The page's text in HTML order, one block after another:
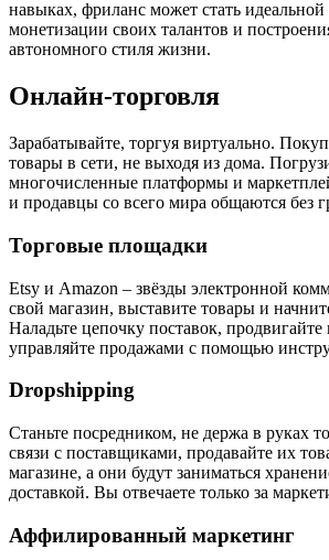
навыках, фриланс может стать
монетизации своих талантов и
автономного стиля жизни.
Онлайн-торговля
Зарабатывайте, торгуя виртуально.
товары в сети, не выходя из дома.
многочисленные платформы и
и продавцы со всего мира общаются без
Торговые площадки
Etsy и Amazon – звёзды электронной
свой магазин, выставите товары и
Наладьте цепочку поставок,
управляйте продажами с помощью
Dropshipping
Станьте посредником, не держа в руках
связи с поставщиками, продавайте их
магазине, а они будут заниматься
доставкой. Вы отвечаете только за
Аффилированный маркетинг